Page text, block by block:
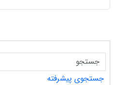
جستجوی پیشرفته